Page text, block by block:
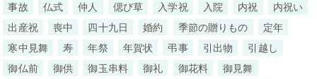
事故
仏式 仲人 偲び草 入学祝 入院 内祝
内祝い
出産祝
喪中 四十九日 婚約 季節の贈りもの
定年
寒中見舞
寿 年祭 年賀状 弔事 引出物
引越し
御仏前
御供 御玉串料 御礼 御花料
御見舞